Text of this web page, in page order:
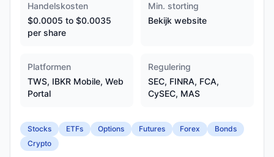
Handelskosten
$0.0005 to $0.0035
per share
Min. storting
Bekijk website
Platformen
TWS, IBKR Mobile, Web
Portal
Regulering
SEC, FINRA, FCA,
CySEC, MAS
Stocks ETFs Options Futures Forex
Bonds
Crypto